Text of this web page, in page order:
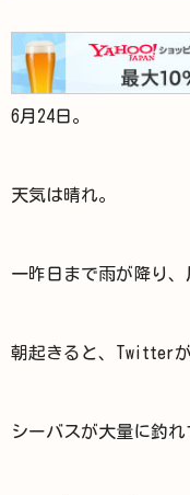
6月24日。
天気は晴れ。
一昨日まで雨が降り、
朝起きると、Twitter
シーバスが大量に釣